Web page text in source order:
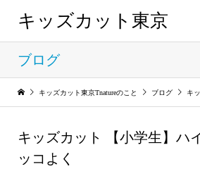
キッズカット東京
ブログ
キッズカット東京Tnatureのこと ブログ キッ
キッズカット 【小学生】ハ
ッコよく